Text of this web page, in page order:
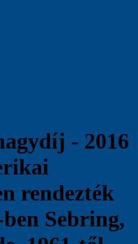
- 2016
rendezték
ben Sebring,